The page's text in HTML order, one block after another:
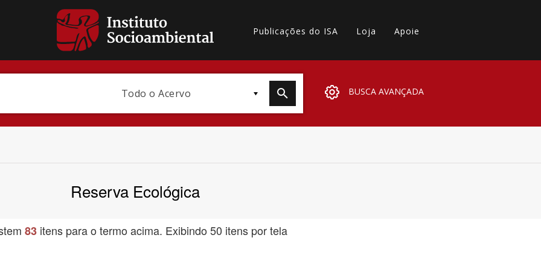
Publicações do ISA Loja Apoie
Todo o Acervo BUSCA AVANÇADA
Bioma / Bacia
Reserva Ecológica
83 itens para o termo acima. Exibindo 50 itens por tela